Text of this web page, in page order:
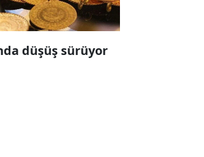
düşüş sürüyor